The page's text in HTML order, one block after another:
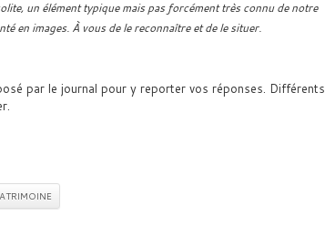
un élément typique mais pas forcément très connu de notre
en images. À vous de le reconnaître et de le situer.
par le journal pour y reporter vos réponses. Différents